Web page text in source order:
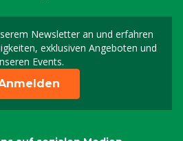
Newsletter an und erfahren
exklusiven Angeboten und
Events.
Melden Sie sich für